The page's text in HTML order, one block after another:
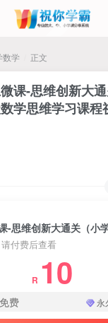
数学 正文
微课-思维创新大
学思维学习课程
付费后查看
R 10
免费 永